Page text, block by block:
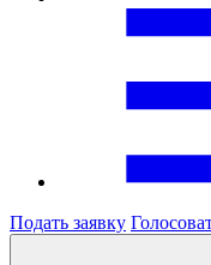
Подать заявку